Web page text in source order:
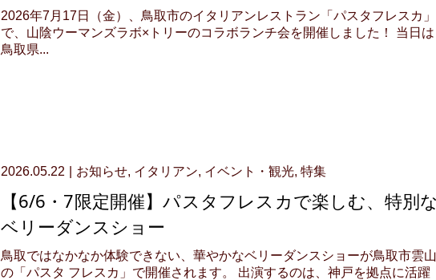
2026年7月17日（金）、鳥取市のイタリアンレストラン「パスタフレスカ」
で、山陰ウーマンズラボ×トリーのコラボランチ会を開催しました！ 当日は
鳥取県...
2026.05.22 お知らせ, イタリアン, イベント・観光, 特集
【6/6・7限定開催】パスタフレスカで楽しむ、特別な
ベリーダンスショー
鳥取ではなかなか体験できない、華やかなベリーダンスショーが鳥取市雲山
の「パスタ フレスカ」で開催されます。 出演するのは、神戸を拠点に活躍